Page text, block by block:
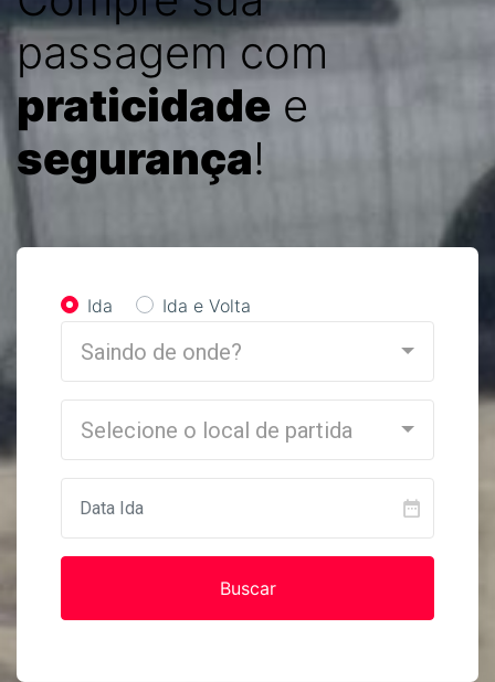
passagem com
praticidade e
segurança!
Ida Ida e Volta
Saindo de onde?
Selecione o local de partida